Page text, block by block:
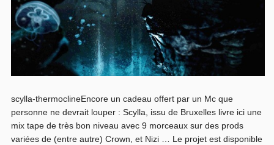
scylla-thermoclineEncore un cadeau offert par un Mc que
personne ne devrait louper : Scylla, issu de Bruxelles livre ici une
mix tape de très bon niveau avec 9 morceaux sur des prods
variées de (entre autre) Crown, et Nizi … Le projet est disponible